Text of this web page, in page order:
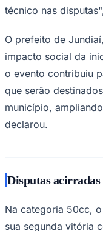
técnico nas
O prefeito de
impacto social da
o evento contribuiu
que serão
município,
declarou.
Disputas
Na categoria 50cc,
sua segunda vitória